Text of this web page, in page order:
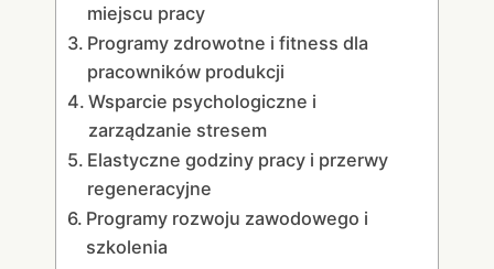
miejscu pracy
Programy zdrowotne i fitness dla
pracowników produkcji
Wsparcie psychologiczne i
zarządzanie stresem
Elastyczne godziny pracy i przerwy
regeneracyjne
Programy rozwoju zawodowego i
szkolenia